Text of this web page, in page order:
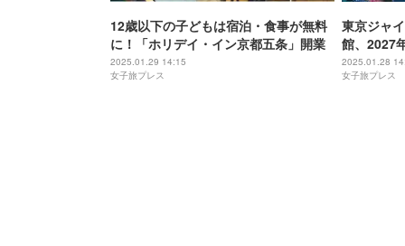
12歳以下の子どもは宿泊・食事が無料
に！「ホリデイ・イン京都五条」開業
2025.01.29 14:15
女子旅プレス
東京ジャ
館、2027
水中回廊
2025.01.28
女子旅プレス